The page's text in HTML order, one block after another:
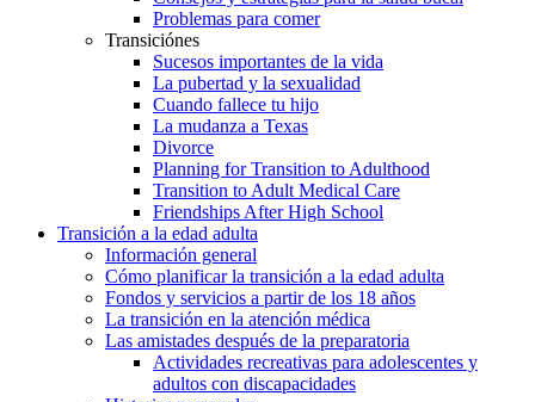
Problemas para comer
Transiciónes
Sucesos importantes de la vida
La pubertad y la sexualidad
Cuando fallece tu hijo
La mudanza a Texas
Divorce
Planning for Transition to Adulthood
Transition to Adult Medical Care
Friendships After High School
Transición a la edad adulta
Información general
Cómo planificar la transición a la edad adulta
Fondos y servicios a partir de los 18 años
La transición en la atención médica
Las amistades después de la preparatoria
Actividades recreativas para adolescentes y
adultos con discapacidades